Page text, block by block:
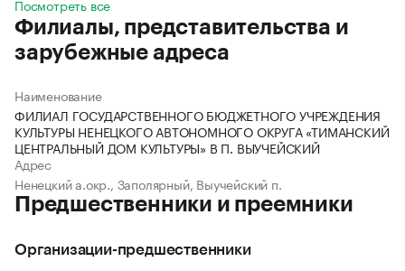
Посмотреть все
Филиалы, представительства и
зарубежные адреса
Наименование
ФИЛИАЛ ГОСУДАРСТВЕННОГО БЮДЖЕТНОГО УЧРЕЖДЕНИЯ
КУЛЬТУРЫ НЕНЕЦКОГО АВТОНОМНОГО ОКРУГА «ТИМАНСКИЙ
ЦЕНТРАЛЬНЫЙ ДОМ КУЛЬТУРЫ» В П. ВЫУЧЕЙСКИЙ
Адрес
Ненецкий а.окр., Заполярный, Выучейский п.
Предшественники и преемники
Организации-предшественники